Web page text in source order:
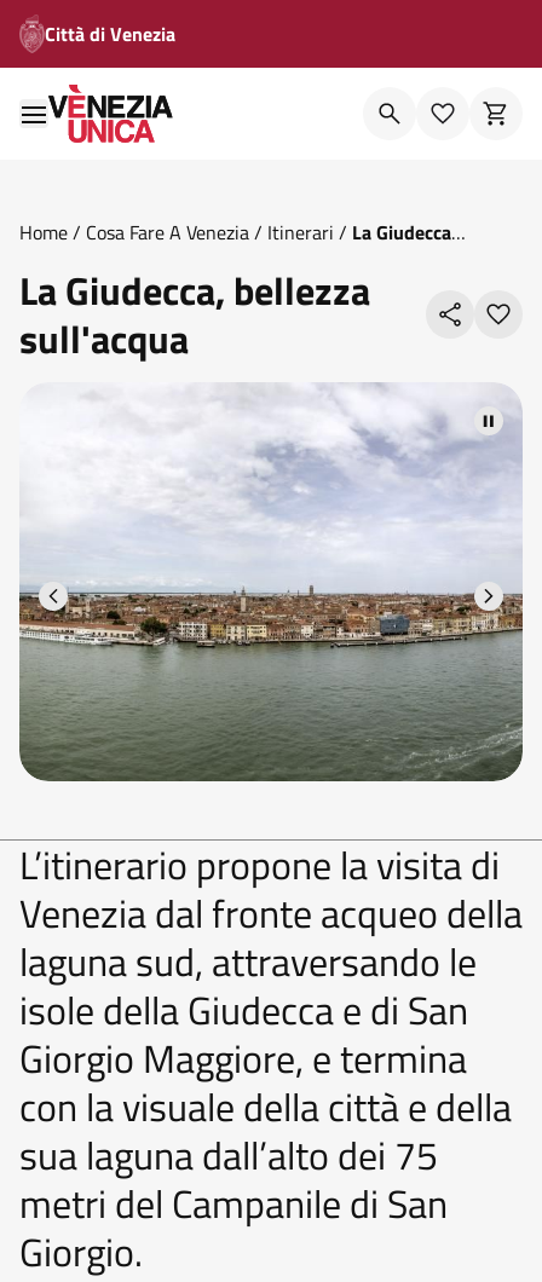
Città di Venezia
Home/ Cosa Fare A Venezia/ Itinerari / La Giudecca
La Giudecca, bellezza
sull'acqua
L’itinerario propone la visita di
Venezia dal fronte acqueo della
laguna sud, attraversando le
isole della Giudecca e di San
Giorgio Maggiore, e termina
con la visuale della città e della
sua laguna dall’alto dei 75
metri del Campanile di San
Giorgio.